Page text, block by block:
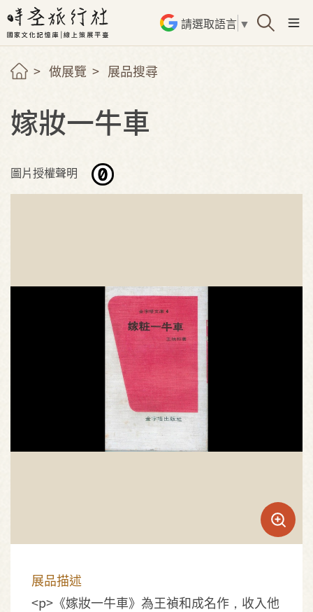
請選取語言 ▼
做展覽 展品搜尋
嫁妝一牛車
圖片授權聲明
展品描述
<p>《嫁妝一牛車》為王禎和成名作，收入他